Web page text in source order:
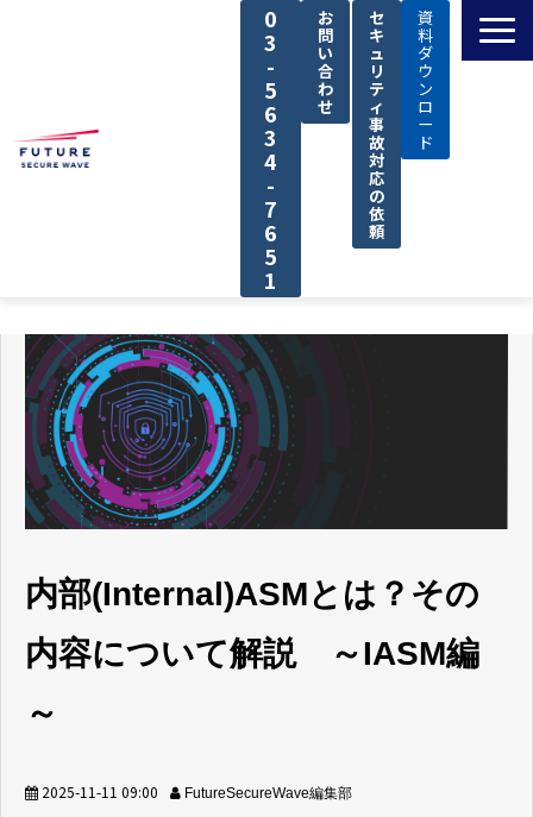
0
3
-
5
6
3
4
-
7
6
5
1
お
問
い
合
わ
せ
セ
キ
ュ
リ
テ
ィ
事
故
対
応
の
依
頼
資
料
ダ
ウ
ン
ロ
ー
ド
私たちの強み
解決できる課題
サービス
導入事例
セミナー/イベント
セキュリティブログ
内部(Internal)ASMとは？その
内容について解説 ～IASM編
～
2025-11-11 09:00 FutureSecureWave編集部